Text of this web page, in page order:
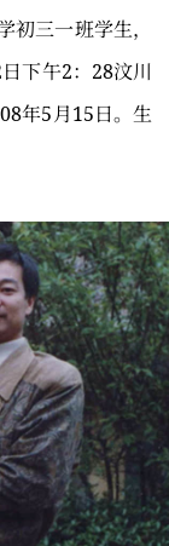
三一班学生，
下午2：28汶川
年5月15日。生